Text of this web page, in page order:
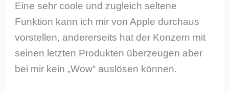
Eine sehr coole und zugleich seltene
Funktion kann ich mir von Apple durchaus
vorstellen, andererseits hat der Konzern mit
seinen letzten Produkten überzeugen aber
bei mir kein „Wow“ auslösen können.